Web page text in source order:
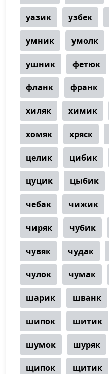
уазик узбек
умник умолк
ушник фетюк
фланк франк
хиляк химик
хомяк хряск
целик цибик
цуцик цыбик
чебак чижик
чиряк чубик
чувяк чудак
чулок чумак
шарик шванк
шипок шитик
шумок шуряк
щипок щитик